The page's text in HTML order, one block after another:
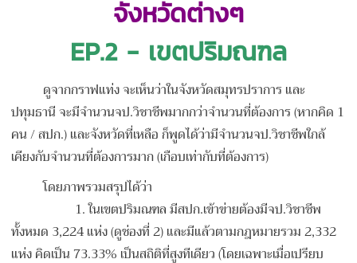
จังหวัดต่างๆ
EP.2 - เขตปริมณฑล
ดูจากกราฟแท่ง จะเห็นว่าในจังหวัดสมุทรปราการ และ
ปทุมธานี จะมีจำนวนจป.วิชาชีพมากกว่าจำนวนที่ต้องการ (หากคิด 1
คน / สปก.) และจังหวัดที่เหลือ ก็พูดได้ว่ามีจำนวนจป.วิชาชีพใกล้
เคียงกับจำนวนที่ต้องการมาก (เกือบเท่ากับที่ต้องการ)
โดยภาพรวมสรุปได้ว่า
1. ในเขตปริมณฑล มีสปก.เข้าข่ายต้องมีจป.วิชาชีพ
ทั้งหมด 3,224 แห่ง (ดูช่องที่ 2) และมีแล้วตามกฎหมายรวม 2,332
แห่ง คิดเป็น 73.33% เป็นสถิติที่สูงทีเดียว (โดยเฉพาะเมื่อเปรียบ